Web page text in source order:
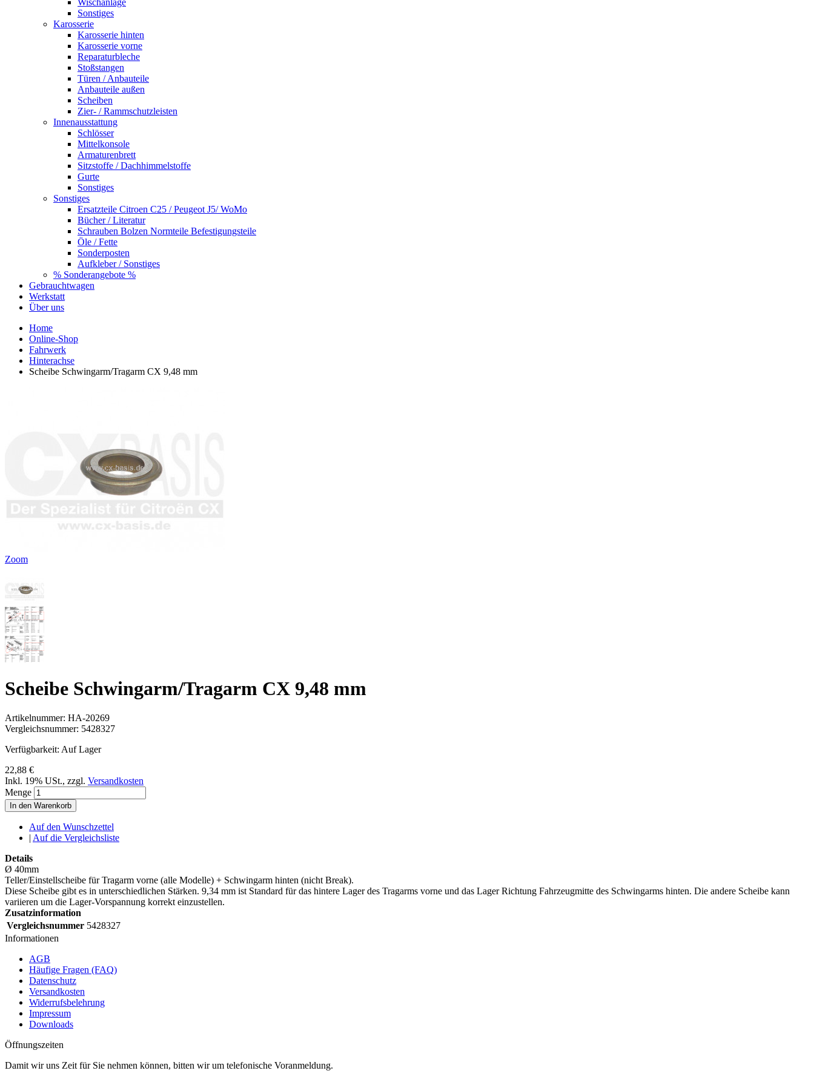
Sonstiges
Karosserie
Karosserie hinten
Karosserie vorne
Reparaturbleche
Stoßstangen
Türen / Anbauteile
Anbauteile außen
Scheiben
Zier- / Rammschutzleisten
Innenausstattung
Schlösser
Mittelkonsole
Armaturenbrett
Sitzstoffe / Dachhimmelstoffe
Gurte
Sonstiges
Sonstiges
Ersatzteile Citroen C25 / Peugeot J5/ WoMo
Bücher / Literatur
Schrauben Bolzen Normteile Befestigungsteile
Öle / Fette
Sonderposten
Aufkleber / Sonstiges
% Sonderangebote %
Gebrauchtwagen
Werkstatt
Über uns
Home
Online-Shop
Fahrwerk
Hinterachse
Scheibe Schwingarm/Tragarm CX 9,48 mm
Zoom
Scheibe Schwingarm/Tragarm CX 9,48 mm
Artikelnummer: HA-20269
Vergleichsnummer: 5428327
Verfügbarkeit: Auf Lager
22,88 €
Inkl. 19% USt., zzgl. Versandkosten
Menge
In den Warenkorb
Auf den Wunschzettel
| Auf die Vergleichsliste
Details
Ø 40mm
Teller/Einstellscheibe für Tragarm vorne (alle Modelle) + Schwingarm hinten (nicht Break).
Diese Scheibe gibt es in unterschiedlichen Stärken. 9,34 mm ist Standard für das hintere Lager des Tragarms vorne und das Lager Richtung Fahrzeugmitte des Schwingarms hinten. Die andere Scheibe kann
variieren um die Lager-Vorspannung korrekt einzustellen.
Zusatzinformation
Vergleichsnummer 5428327
Informationen
AGB
Häufige Fragen (FAQ)
Datenschutz
Versandkosten
Widerrufsbelehrung
Impressum
Downloads
Öffnungszeiten
Damit wir uns Zeit für Sie nehmen können, bitten wir um telefonische Voranmeldung.